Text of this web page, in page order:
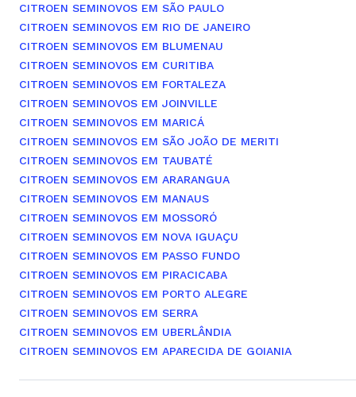
CITROEN SEMINOVOS EM SÃO PAULO
CITROEN SEMINOVOS EM RIO DE JANEIRO
CITROEN SEMINOVOS EM BLUMENAU
CITROEN SEMINOVOS EM CURITIBA
CITROEN SEMINOVOS EM FORTALEZA
CITROEN SEMINOVOS EM JOINVILLE
CITROEN SEMINOVOS EM MARICÁ
CITROEN SEMINOVOS EM SÃO JOÃO DE MERITI
CITROEN SEMINOVOS EM TAUBATÉ
CITROEN SEMINOVOS EM ARARANGUA
CITROEN SEMINOVOS EM MANAUS
CITROEN SEMINOVOS EM MOSSORÓ
CITROEN SEMINOVOS EM NOVA IGUAÇU
CITROEN SEMINOVOS EM PASSO FUNDO
CITROEN SEMINOVOS EM PIRACICABA
CITROEN SEMINOVOS EM PORTO ALEGRE
CITROEN SEMINOVOS EM SERRA
CITROEN SEMINOVOS EM UBERLÂNDIA
CITROEN SEMINOVOS EM APARECIDA DE GOIANIA